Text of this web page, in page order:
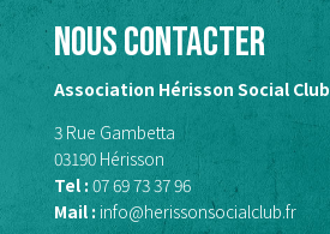
Nous contacter
Association Hérisson Social Club
3 Rue Gambetta
03190 Hérisson
Tel :07 69 73 37 96
Mail : info@herissonsocialclub.fr